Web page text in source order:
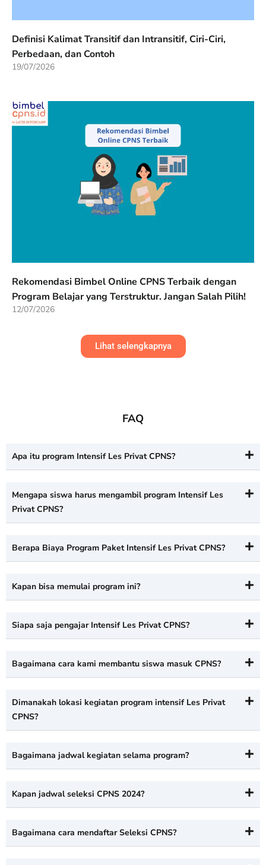
Definisi Kalimat Transitif dan Intransitif, Ciri-Ciri,
Perbedaan, dan Contoh
19/07/2026
Rekomendasi Bimbel Online CPNS Terbaik dengan
Program Belajar yang Terstruktur. Jangan Salah Pilih!
12/07/2026
Lihat selengkapnya
FAQ
Apa itu program Intensif Les Privat CPNS?
Mengapa siswa harus mengambil program Intensif Les
Privat CPNS?
Berapa Biaya Program Paket Intensif Les Privat CPNS?
Kapan bisa memulai program ini?
Siapa saja pengajar Intensif Les Privat CPNS?
Bagaimana cara kami membantu siswa masuk CPNS?
Dimanakah lokasi kegiatan program intensif Les Privat
CPNS?
Bagaimana jadwal kegiatan selama program?
Kapan jadwal seleksi CPNS 2024?
Bagaimana cara mendaftar Seleksi CPNS?